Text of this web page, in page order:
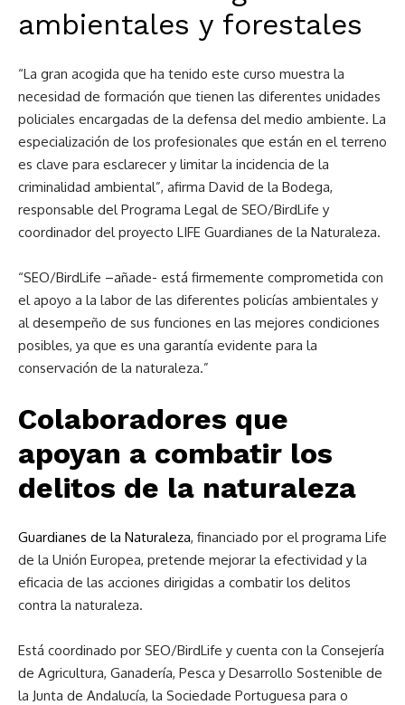
ambientales y forestales
“La gran acogida que ha tenido este curso muestra la
necesidad de formación que tienen las diferentes unidades
policiales encargadas de la defensa del medio ambiente. La
especialización de los profesionales que están en el terreno
es clave para esclarecer y limitar la incidencia de la
criminalidad ambiental”, afirma David de la Bodega,
responsable del Programa Legal de SEO/BirdLife y
coordinador del proyecto LIFE Guardianes de la Naturaleza.
“SEO/BirdLife –añade- está firmemente comprometida con
el apoyo a la labor de las diferentes policías ambientales y
al desempeño de sus funciones en las mejores condiciones
posibles, ya que es una garantía evidente para la
conservación de la naturaleza.”
Colaboradores que
apoyan a combatir los
delitos de la naturaleza
Guardianes de la Naturaleza, financiado por el programa Life
de la Unión Europea, pretende mejorar la efectividad y la
eficacia de las acciones dirigidas a combatir los delitos
contra la naturaleza.
Está coordinado por SEO/BirdLife y cuenta con la Consejería
de Agricultura, Ganadería, Pesca y Desarrollo Sostenible de
la Junta de Andalucía, la Sociedade Portuguesa para o